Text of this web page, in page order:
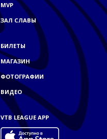
MVP
ЗАЛ СЛАВЫ
БИЛЕТЫ
МАГАЗИН
ФОТОГРАФИИ
ВИДЕО
VTB LEAGUE APP